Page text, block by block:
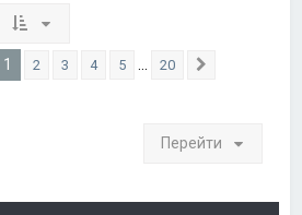
из 20
1 2 3 4 5 20
Перейти